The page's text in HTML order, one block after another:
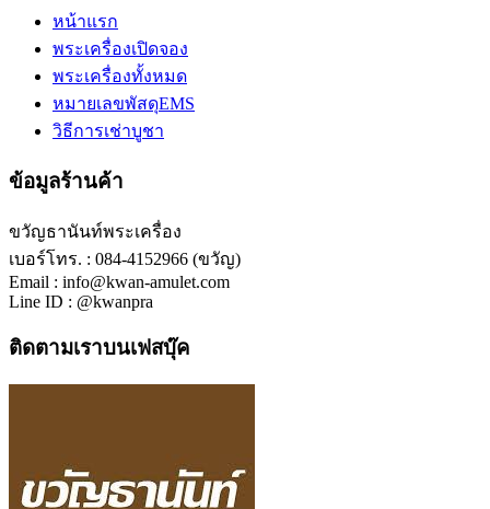
หน้าแรก
พระเครื่องเปิดจอง
พระเครื่องทั้งหมด
หมายเลขพัสดุEMS
วิธีการเช่าบูชา
ข้อมูลร้านค้า
ขวัญธานันท์พระเครื่อง
เบอร์โทร. : 084-4152966 (ขวัญ)
Email : info@kwan-amulet.com
Line ID : @kwanpra
ติดตามเราบนเฟสบุ๊ค